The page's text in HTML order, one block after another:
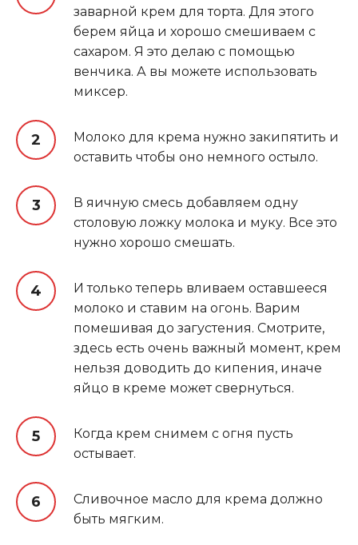
заварной крем для торта. Для этого
берем яйца и хорошо смешиваем с
сахаром. Я это делаю с помощью
венчика. А вы можете использовать
миксер.
Молоко для крема нужно закипятить и
оставить чтобы оно немного остыло.
В яичную смесь добавляем одну
столовую ложку молока и муку. Все это
нужно хорошо смешать.
И только теперь вливаем оставшееся
молоко и ставим на огонь. Варим
помешивая до загустения. Смотрите,
здесь есть очень важный момент, крем
нельзя доводить до кипения, иначе
яйцо в креме может свернуться.
Когда крем снимем с огня пусть
остывает.
Сливочное масло для крема должно
быть мягким.